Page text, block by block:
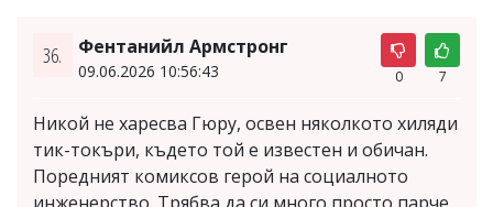
36. Фентанийл Армстронг
09.06.2026 10:56:43 0 7
Никой не харесва Гюру, освен няколкото хиляди
тик-токъри, където той е известен и обичан.
Поредният комиксов герой на социалното
инженерство. Трябва да си много просто парче